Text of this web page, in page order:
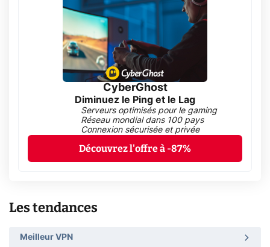
CyberGhost
Diminuez le Ping et le Lag
Serveurs optimisés pour le gaming
Réseau mondial dans 100 pays
Connexion sécurisée et privée
Découvrez l'offre à -87%
Les tendances
Meilleur VPN